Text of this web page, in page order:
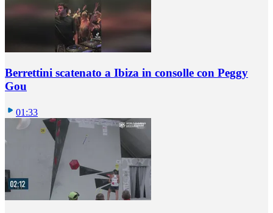
Berrettini scatenato a Ibiza in consolle con Peggy
Gou
01:33